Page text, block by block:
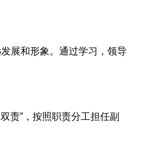
展和形象。通过学习，领导
责”，按照职责分工担任副